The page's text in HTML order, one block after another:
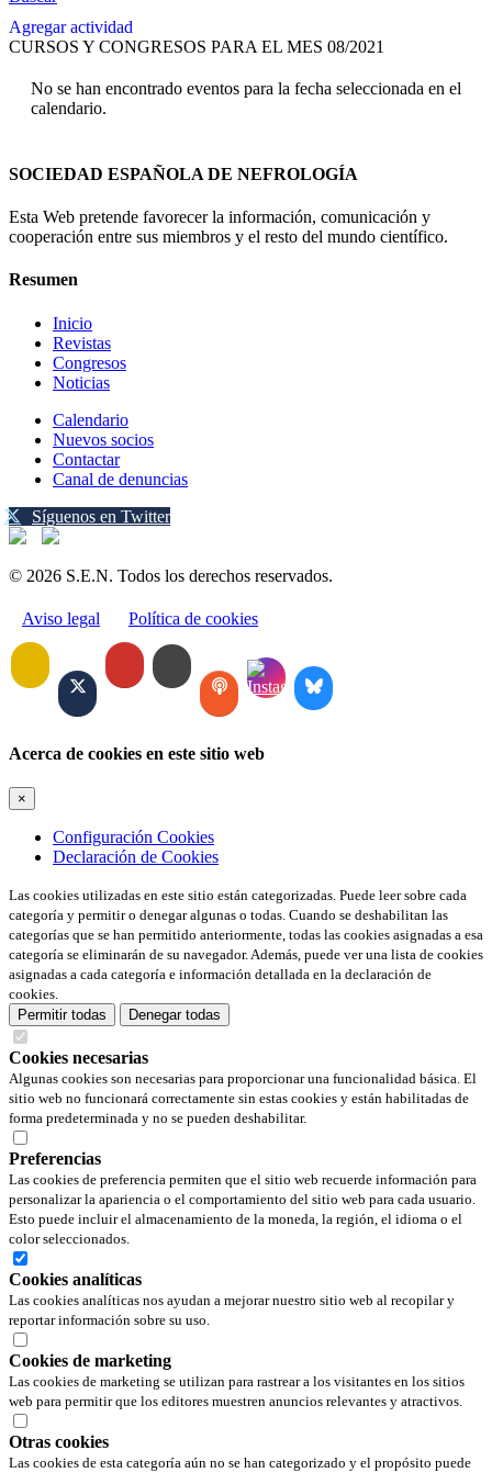
Agregar actividad
CURSOS Y CONGRESOS PARA EL MES 08/2021
No se han encontrado eventos para la fecha seleccionada en el
calendario.
SOCIEDAD ESPAÑOLA DE NEFROLOGÍA
Esta Web pretende favorecer la información, comunicación y
cooperación entre sus miembros y el resto del mundo científico.
Resumen
Inicio
Revistas
Congresos
Noticias
Calendario
Nuevos socios
Contactar
Canal de denuncias
Síguenos en Twitter
© 2026 S.E.N. Todos los derechos reservados.
Aviso legal Política de cookies
Acerca de cookies en este sitio web
×
Configuración Cookies
Declaración de Cookies
Las cookies utilizadas en este sitio están categorizadas. Puede leer sobre cada
categoría y permitir o denegar algunas o todas. Cuando se deshabilitan las
categorías que se han permitido anteriormente, todas las cookies asignadas a esa
categoría se eliminarán de su navegador. Además, puede ver una lista de cookies
asignadas a cada categoría e información detallada en la declaración de
cookies.
Permitir todas
Denegar todas
Cookies necesarias
Algunas cookies son necesarias para proporcionar una funcionalidad básica. El
sitio web no funcionará correctamente sin estas cookies y están habilitadas de
forma predeterminada y no se pueden deshabilitar.
Preferencias
Las cookies de preferencia permiten que el sitio web recuerde información para
personalizar la apariencia o el comportamiento del sitio web para cada usuario.
Esto puede incluir el almacenamiento de la moneda, la región, el idioma o el
color seleccionados.
Cookies analíticas
Las cookies analíticas nos ayudan a mejorar nuestro sitio web al recopilar y
reportar información sobre su uso.
Cookies de marketing
Las cookies de marketing se utilizan para rastrear a los visitantes en los sitios
web para permitir que los editores muestren anuncios relevantes y atractivos.
Otras cookies
Las cookies de esta categoría aún no se han categorizado y el propósito puede